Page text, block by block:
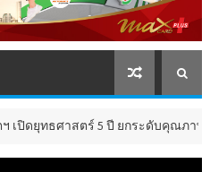
ร์ 5 ปี ยกระดับคุณภาพชีวิต ‘เด็ก 4 ล้